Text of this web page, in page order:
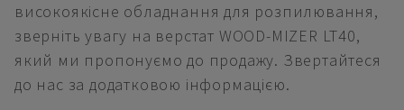
високоякісне обладнання для розпилювання,
зверніть увагу на верстат WOOD-MIZER LT40,
який ми пропонуємо до продажу. Звертайтеся
до нас за додатковою інформацією.